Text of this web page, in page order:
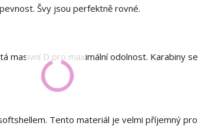
Švy jsou perfektně rovné.
masivní D pro maximální odolnost. Karabiny se
Tento materiál je velmi příjemný pro